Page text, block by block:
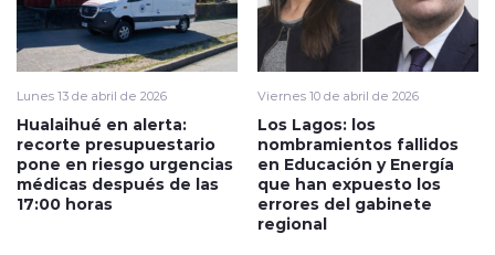
Lunes 13 de abril de 2026
Hualaihué en alerta:
recorte presupuestario
pone en riesgo urgencias
médicas después de las
17:00 horas
Viernes 10 de abril de 2026
Los Lagos: los
nombramientos fallidos
en Educación y Energía
que han expuesto los
errores del gabinete
regional